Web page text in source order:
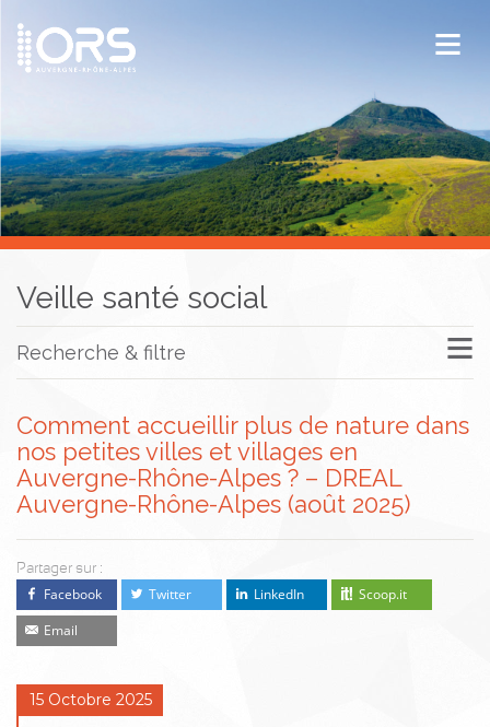
ORS Auvergne-Rhône-Alpes
Publications
Documentation / Veille
Veille santé social
Recherche & filtre
Comment accueillir plus de nature dans
nos petites villes et villages en
Auvergne-Rhône-Alpes ? – DREAL
Auvergne-Rhône-Alpes (août 2025)
Partager sur :
Facebook Twitter LinkedIn
Scoop.it
Email
15 Octobre 2025